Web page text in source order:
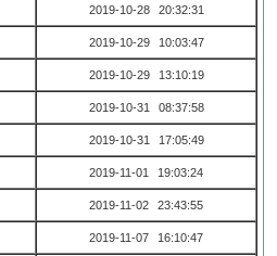
2019-10-28 20:32:31
2019-10-29 10:03:47
2019-10-29 13:10:19
2019-10-31 08:37:58
2019-10-31 17:05:49
2019-11-01 19:03:24
2019-11-02 23:43:55
2019-11-07 16:10:47